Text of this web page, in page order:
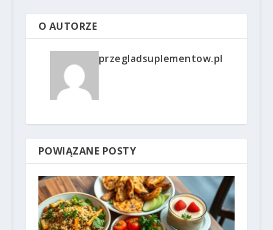
O AUTORZE
przegladsuplementow.pl
POWIĄZANE POSTY